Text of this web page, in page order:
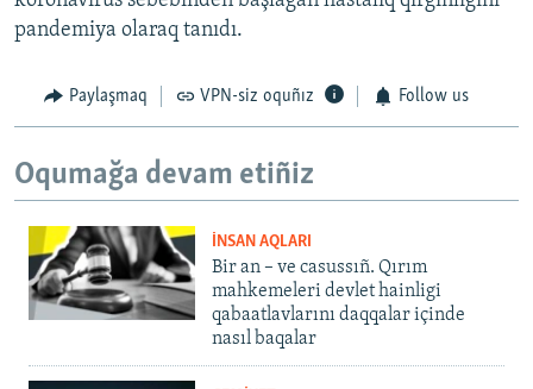
pandemiya olaraq tanıdı.
Paylaşmaq VPN-siz oquñız Follow us
Oqumağa devam etiñiz
İNSAN AQLARI
Bir an – ve casussıñ. Qırım
mahkemeleri devlet hainligi
qabaatlavlarını daqqalar içinde
nasıl baqalar